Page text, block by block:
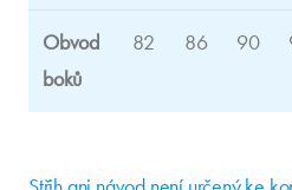
Obvod
boků
82 86 90